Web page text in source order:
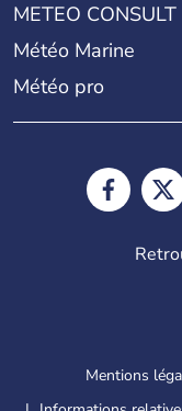
METEO CONSULT
Météo Marine
Météo pro
Mentions